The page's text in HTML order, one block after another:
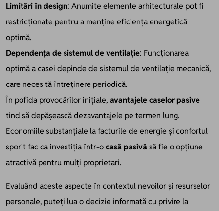
Limitări în design: Anumite elemente arhitecturale pot fi
restricționate pentru a menține eficiența energetică
optimă.
Dependența de sistemul de ventilație: Funcționarea
optimă a casei depinde de sistemul de ventilație mecanică,
care necesită întreținere periodică.
În pofida provocărilor inițiale, avantajele caselor pasive
tind să depășească dezavantajele pe termen lung.
Economiile substanțiale la facturile de energie și confortul
sporit fac ca investiția într-ocasă pasivă să fie o opțiune
atractivă pentru mulți proprietari.
Evaluând aceste aspecte în contextul nevoilor și resurselor
personale, puteți lua o decizie informată cu privire la